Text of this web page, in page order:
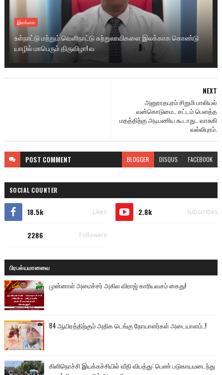
இலங்கை
உள்நாட்டு மற்றும் வெளிநாட்டு சுற்றுலாவிகளை இலக்காக கொண்டு
யாழில் மாபெரும் திருவிழா! வ
NEXT
அனுராதபுரம் சிறுமி பாலியல்
வன்கொடுமை.. சட்டம் பெளத்த
மதத்திற்கு அடிபணிய கூடாது.. வாசுகி
வல்லிபுரம்.
POST COMMENT BLOGGER DISQUS FACEBOOK
SOCIAL COUNTER
18.5k Likes 2.8k Subscribes
2286 Followers
பிரபல்யமானவை
முன்னாள் அமைச்சர் அகில விராஜ் காரியவசம் கைது!
84 ஆயிரத்திற்கும் அதிக டெங்கு நோயாளர்கள் அடையாளம்..!
கிளிநொச்சி இயக்கச்சியில் வீதி விபத்து: பெண் படுகாயமடைந்து